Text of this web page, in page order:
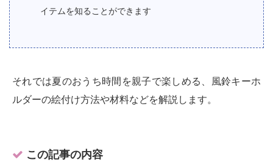
イテムを知ることができます
それでは夏のおうち時間を親子で楽しめる、風鈴キーホ
ルダーの絵付け方法や材料などを解説します。
この記事の内容